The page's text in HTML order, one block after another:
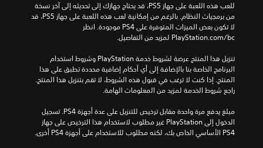
للعب هذه اللعبة على جهاز PS5، قد يحتاج جهازك إلى تحديثه إلى آخر نسخة
من برمجيات النظام. بالرغم من إمكانية لعب هذه اللعبة على جهاز PS5، قد
لا تكون بعض الميزات المتوفرة على PS4 موجودة. انظر
‎PlayStation.com/bc لمزيد من التفاصيل.
تنزيل هذا المنتج عرضة لشروط خدمة‫ PlayStation وشروط استخدام
البرنامج الخاصة بنا بالإضافة إلى أي أحكام إضافية محددة تطبق على هذا
المنتج. إذا كنت لا ترغب في قبول هذه الشروط، لا تقم بتنزيل هذا المنتج.
راجع شروط الخدمة لمزيد من المعلومات الهامة.
مبلغ يدفع مرة واحدة مقابل ترخيص للتنزيل على عدة أجهزة PS4. تسجيل
الدخول إلى PlayStation غير مطلوب لاستخدام هذا الترخيص على جهاز
PS4 الأساسي الخاص بك، لكنه مطلوب للاستخدام على أجهزة PS4 أخرى.